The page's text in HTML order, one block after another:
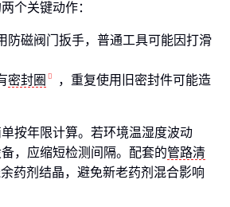
个关键动作：
防磁阀门扳手，普通工具可能因打滑
密封圈
，重复使用旧密封件可能造
按年限计算。若环境温湿度波动
，应缩短检测间隔。配套的管路清
药剂结晶，避免新老药剂混合影响